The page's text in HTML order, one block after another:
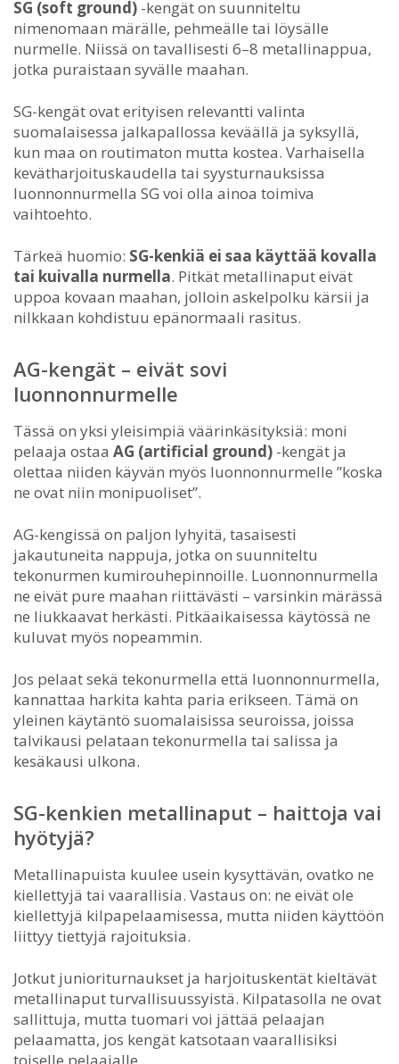
SG (soft ground) -kengät on suunniteltu
nimenomaan märälle, pehmeälle tai löysälle
nurmelle. Niissä on tavallisesti 6–8 metallinappua,
jotka puraistaan syvälle maahan.
SG-kengät ovat erityisen relevantti valinta
suomalaisessa jalkapallossa keväällä ja syksyllä,
kun maa on routimaton mutta kostea. Varhaisella
kevätharjoituskaudella tai syysturnauksissa
luonnonnurmella SG voi olla ainoa toimiva
vaihtoehto.
Tärkeä huomio: SG-kenkiä ei saa käyttää kovalla
tai kuivalla nurmella. Pitkät metallinaput eivät
uppoa kovaan maahan, jolloin askelpolku kärsii ja
nilkkaan kohdistuu epänormaali rasitus.
AG-kengät – eivät sovi
luonnonnurmelle
Tässä on yksi yleisimpiä väärinkäsityksiä: moni
pelaaja ostaa AG (artificial ground) -kengät ja
olettaa niiden käyvän myös luonnonnurmelle ”koska
ne ovat niin monipuoliset”.
AG-kengissä on paljon lyhyitä, tasaisesti
jakautuneita nappuja, jotka on suunniteltu
tekonurmen kumirouhepinnoille. Luonnonnurmella
ne eivät pure maahan riittävästi – varsinkin märässä
ne liukkaavat herkästi. Pitkäaikaisessa käytössä ne
kuluvat myös nopeammin.
Jos pelaat sekä tekonurmella että luonnonnurmella,
kannattaa harkita kahta paria erikseen. Tämä on
yleinen käytäntö suomalaisissa seuroissa, joissa
talvikausi pelataan tekonurmella tai salissa ja
kesäkausi ulkona.
SG-kenkien metallinaput – haittoja vai
hyötyjä?
Metallinapuista kuulee usein kysyttävän, ovatko ne
kiellettyjä tai vaarallisia. Vastaus on: ne eivät ole
kiellettyjä kilpapelaamisessa, mutta niiden käyttöön
liittyy tiettyjä rajoituksia.
Jotkut junioriturnaukset ja harjoituskentät kieltävät
metallinaput turvallisuussyistä. Kilpatasolla ne ovat
sallittuja, mutta tuomari voi jättää pelaajan
pelaamatta, jos kengät katsotaan vaarallisiksi
toiselle pelaajalle.